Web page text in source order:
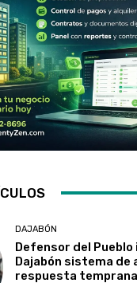
DAJABÓN
Defensor del Pueblo
Dajabón sistema de
respuesta